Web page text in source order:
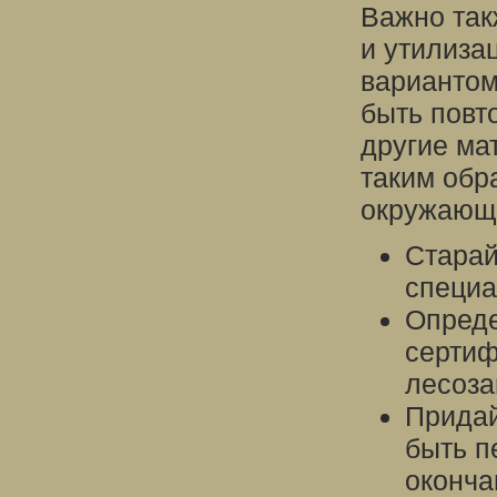
Важно
и
быть
другие
таким
быть